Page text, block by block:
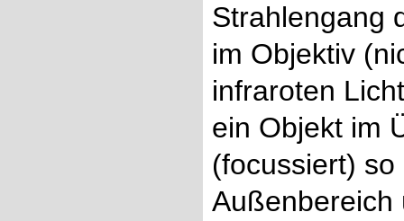
Strahlengang
im Objektiv
infraroten
ein Objekt im
(focussiert)
Außenbereich